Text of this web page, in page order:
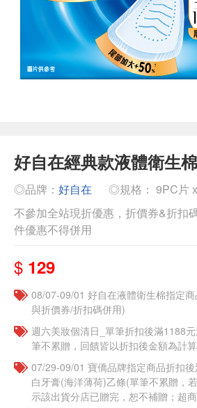
好自在經典款液體衛生
◎品牌： 好自在
◎規格： 9PC片
不參加全站現折優惠，折價券&折扣
件優惠不得併用
$ 129
08/07-09/01 好自在液體衛生棉指定
與折價券/折扣碼併用)
週六美妝個清日_單筆折扣後滿1188
筆不累贈，回饋皆以折扣後金額為計
07/29-09/01 寶僑品牌指定商品折扣
白牙膏(海洋薄荷)乙條(單筆不累贈，
示該出貨分店已贈完，恕不補贈；超